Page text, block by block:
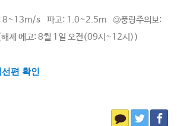
: 8~13m/s 파고: 1.0~2.5m ◎풍랑주의보:
해제 예고: 8월 1일 오전(09시~12시))
편 확인​